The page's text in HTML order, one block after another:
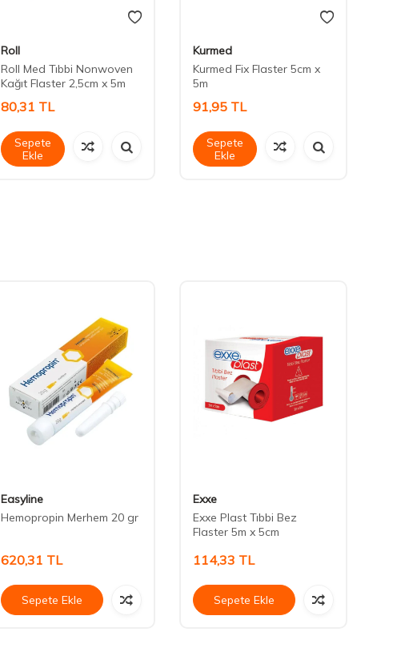
Roll
Roll Med Tıbbi Nonwoven
Kağıt Flaster 2,5cm x 5m
80,31 TL
Sepete
Ekle
Kurmed
Kurmed Fix Flaster 5cm x
5m
91,95 TL
Sepete
Ekle
Easyline
Hemopropin Merhem 20 gr
620,31 TL
Sepete Ekle
Exxe
Exxe Plast Tıbbi Bez
Flaster 5m x 5cm
114,33 TL
Sepete Ekle